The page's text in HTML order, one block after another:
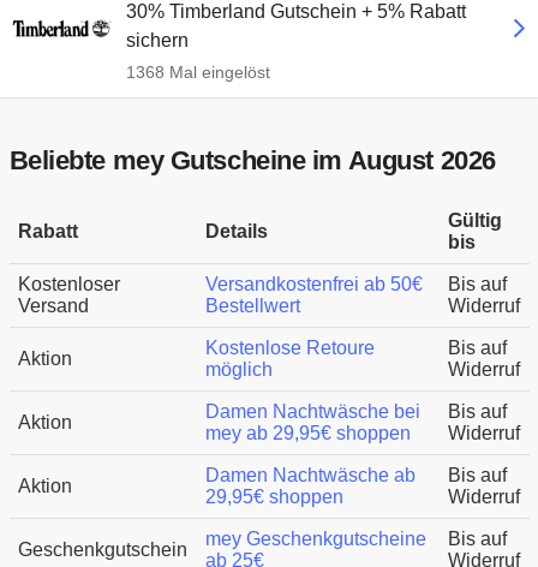
30% Timberland Gutschein + 5% Rabatt
sichern
1368 Mal eingelöst
Beliebte mey Gutscheine im August 2026
Rabatt Details
Gültig
bis
Kostenloser
Versand
Versandkostenfrei ab 50€
Bestellwert
Bis auf
Widerruf
Aktion
Kostenlose Retoure
möglich
Bis auf
Widerruf
Aktion
Damen Nachtwäsche bei
mey ab 29,95€ shoppen
Bis auf
Widerruf
Aktion
Damen Nachtwäsche ab
29,95€ shoppen
Bis auf
Widerruf
Geschenkgutschein
mey Geschenkgutscheine
ab 25€
Bis auf
Widerruf